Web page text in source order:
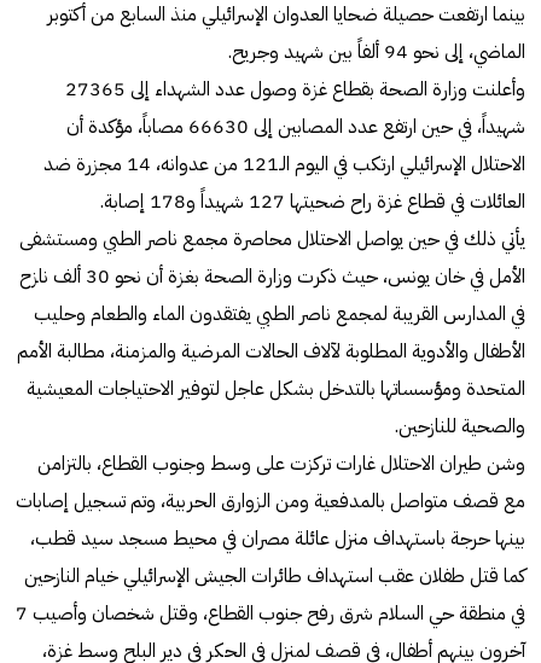
بينما ارتفعت حصيلة ضحايا العدوان الإسرائيلي منذ السابع من أكتوبر
الماضي، إلى نحو 94 ألفاً بين شهيد وجريح.
وأعلنت وزارة الصحة بقطاع غزة وصول عدد الشهداء إلى 27365
شهيداً، في حين ارتفع عدد المصابين إلى 66630 مصاباً، مؤكدة أن
الاحتلال الإسرائيلي ارتكب في اليوم الـ121 من عدوانه، 14 مجزرة ضد
العائلات في قطاع غزة راح ضحيتها 127 شهيداً و178 إصابة.
يأتي ذلك في حين يواصل الاحتلال محاصرة مجمع ناصر الطبي ومستشفى
الأمل في خان يونس، حيث ذكرت وزارة الصحة بغزة أن نحو 30 ألف نازح
في المدارس القريبة لمجمع ناصر الطبي يفتقدون الماء والطعام وحليب
الأطفال والأدوية المطلوبة لآلاف الحالات المرضية والمزمنة، مطالبة الأمم
المتحدة ومؤسساتها بالتدخل بشكل عاجل لتوفير الاحتياجات المعيشية
والصحية للنازحين.
وشن طيران الاحتلال غارات تركزت على وسط وجنوب القطاع، بالتزامن
مع قصف متواصل بالمدفعية ومن الزوارق الحربية، وتم تسجيل إصابات
بينها حرجة باستهداف منزل عائلة مصران في محيط مسجد سيد قطب،
كما قتل طفلان عقب استهداف طائرات الجيش الإسرائيلي خيام النازحين
في منطقة حي السلام شرق رفح جنوب القطاع، وقتل شخصان وأصيب 7
آخرون بينهم أطفال، في قصف لمنزل في الحكر في دير البلح وسط غزة،